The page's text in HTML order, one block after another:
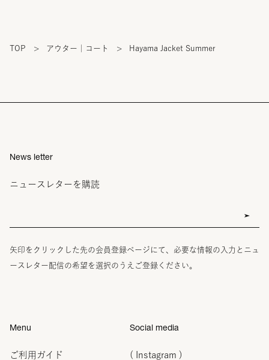
TOP > アウター｜コート > Hayama Jacket Summer
News letter
ニュースレターを購読
矢印をクリックした先の会員登録ページにて、必要な情報の入力とニュ
ースレター配信の希望を選択のうえご登録ください。
Menu
ご利用ガイド
Social media
( Instagram )